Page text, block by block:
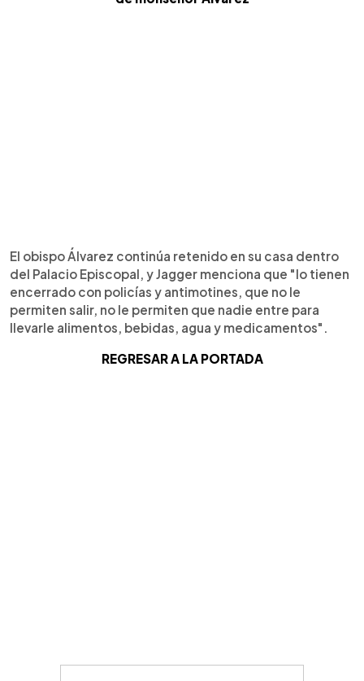
El obispo Álvarez continúa retenido en su casa dentro
del Palacio Episcopal, y Jagger menciona que "lo tienen
encerrado con policías y antimotines, que no le
permiten salir, no le permiten que nadie entre para
llevarle alimentos, bebidas, agua y medicamentos".
REGRESAR A LA PORTADA